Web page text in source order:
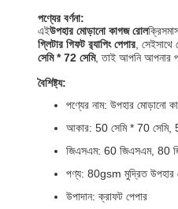
পণ্যের বর্ণনা:
এইউপহার মোড়ানো কাগজ রোল
গ্লিটার গিফট র‍্যাপিং পেপার ,
সেমি * 72 সেমি, তাই আপনি আপনার
বৈশিষ্ট্য:
পণ্যের নাম: উপহার মোড়ানো
আকার: 50 সেমি * 70 সেমি,
জিএসএম: 60 জিএসএম, 80
পণ্য: 80gsm মুদ্রিত উপহার
উপাদান: ক্রাফট পেপার